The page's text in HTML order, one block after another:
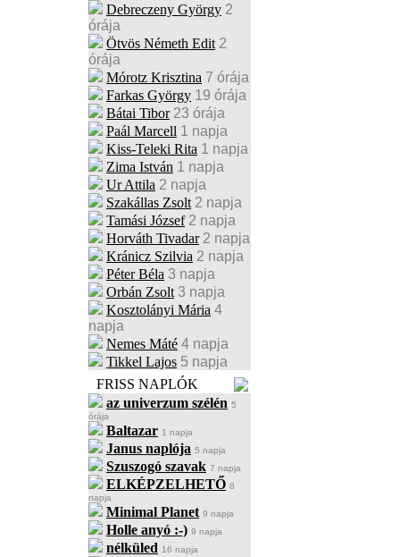
Debreczeny György 2
órája
Ötvös Németh Edit 2
órája
Mórotz Krisztina 7 órája
Farkas György 19 órája
Bátai Tibor 23 órája
Paál Marcell 1 napja
Kiss-Teleki Rita 1 napja
Zima István 1 napja
Ur Attila 2 napja
Szakállas Zsolt 2 napja
Tamási József 2 napja
Horváth Tivadar 2 napja
Kránicz Szilvia 2 napja
Péter Béla 3 napja
Orbán Zsolt 3 napja
Kosztolányi Mária 4
napja
Nemes Máté 4 napja
Tikkel Lajos 5 napja
FRISS NAPLÓK
az univerzum szélén 5
órája
Baltazar 1 napja
Janus naplója 5 napja
Szuszogó szavak 7 napja
ELKÉPZELHETŐ 8
napja
Minimal Planet 9 napja
Holle anyó :-) 9 napja
nélküled 16 napja